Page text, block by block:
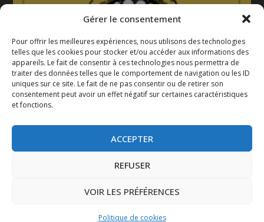
Gérer le consentement
Pour offrir les meilleures expériences, nous utilisons des technologies
telles que les cookies pour stocker et/ou accéder aux informations des
appareils. Le fait de consentir à ces technologies nous permettra de
traiter des données telles que le comportement de navigation ou les ID
uniques sur ce site. Le fait de ne pas consentir ou de retirer son
consentement peut avoir un effet négatif sur certaines caractéristiques
et fonctions.
ACCEPTER
REFUSER
VOIR LES PRÉFÉRENCES
Politique de cookies
La gazette 2025-2026